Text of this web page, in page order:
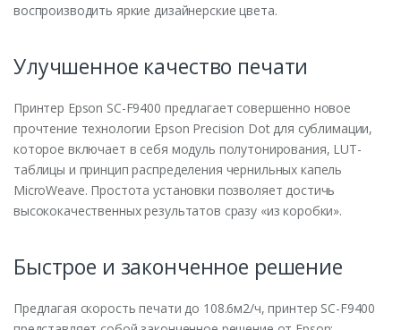
воспроизводить яркие дизайнерские цвета.
Улучшенное качество печати
Принтер Epson SC-F9400 предлагает совершенно новое
прочтение технологии Epson Precision Dot для сублимации,
которое включает в себя модуль полутонирования, LUT-
таблицы и принцип распределения чернильных капель
MicroWeave. Простота установки позволяет достичь
высококачественных результатов сразу «из коробки».
Быстрое и законченное решение
Предлагая скорость печати до 108.6м2/ч, принтер SC-F9400